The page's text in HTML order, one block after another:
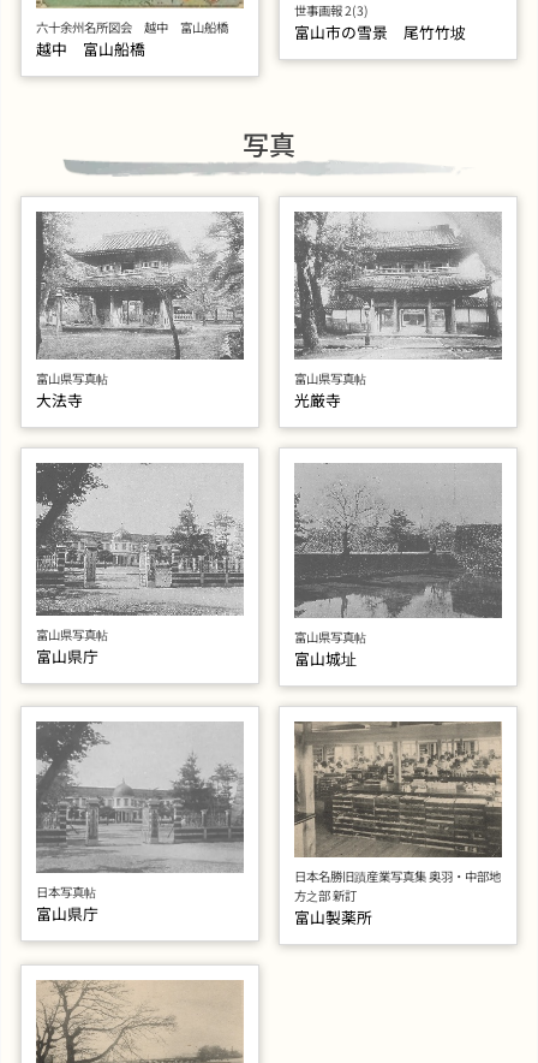
六十余州名所図会 越中 富山船橋
越中 富山船橋
世事画報 2(3)
富山市の雪景 尾竹竹坡
写真
富山県写真帖
大法寺
富山県写真帖
光厳寺
富山県写真帖
富山県庁
富山県写真帖
富山城址
日本写真帖
富山県庁
日本名勝旧蹟産業写真集 奥羽・中部地
方之部 新訂
富山製薬所